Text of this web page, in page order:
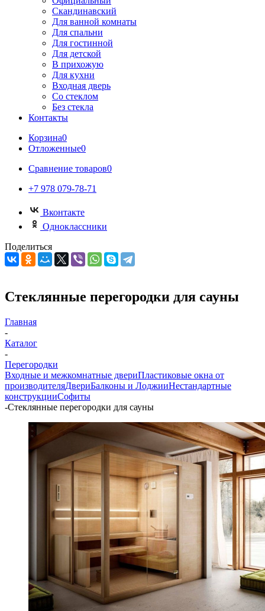
Скандинавский
Для ванной комнаты
Для спальни
Для гостинной
Для детской
В прихожую
Для кухни
Входная дверь
Со стеклом
Без стекла
Контакты
Корзина0
Отложенные0
Сравнение товаров0
+7 978 079-78-71
Вконтакте
Одноклассники
Поделиться
Стеклянные перегородки для сауны
Главная
-
Каталог
-
Перегородки
Входные и межкомнатные двериПластиковые окна от
производителяДвериБалконы и ЛоджииНестандартные
конструкцииСофиты
-Стеклянные перегородки для сауны